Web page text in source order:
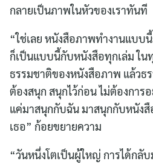
กลายเป็นภาพในหัวของเราทันที
“ใช่เลย หนังสือภาพทำงานแบบ
ก็เป็นแบบนี้กับหนังสือทุกเล่ม ใน
ธรรมชาติของหนังสือภาพ แล้วธ
ต้องสนุก สนุกไว้ก่อน ไม่ต้องการ
แค่มาสนุกกับฉัน มาสนุกกับหนัง
เธอ” ก้อยขยายความ
“วันหนึ่งโตเป็นผู้ใหญ่ การได้กลั